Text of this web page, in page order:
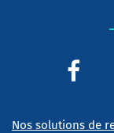
Nos solutions de